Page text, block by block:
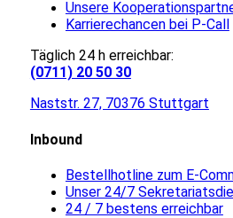
Unsere
Karrierechancen bei P-Call
Täglich 24 h erreichbar:
(0711) 20 50 30
Naststr. 27, 70376 Stuttgart
Inbound
Bestellhotline zum E-
Unser 24/7
24 / 7 bestens erreichbar